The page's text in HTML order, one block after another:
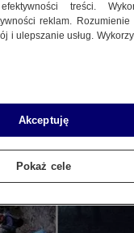
treści.
reklam.
i ulepszanie usług.
Akceptuję
Pokaż cele